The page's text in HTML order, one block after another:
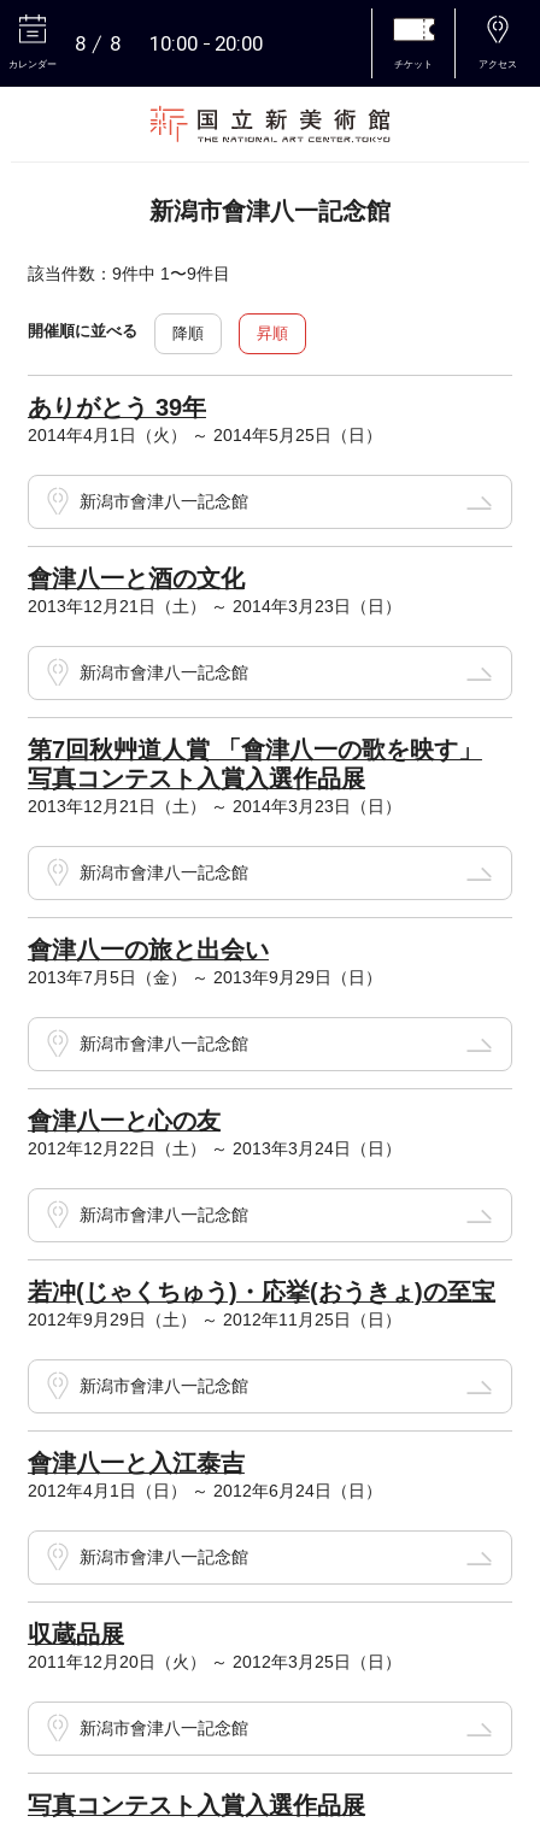
カレンダー
8 8 10:00 20:00
チケット アクセス
新潟市會津八一記念館
該当件数：9件中 1〜9件目
開催順に並べる 降順 昇順
ありがとう 39年
2014年4月1日（火） ～ 2014年5月25日（日）
新潟市會津八一記念館
會津八一と酒の文化
2013年12月21日（土） ～ 2014年3月23日（日）
新潟市會津八一記念館
第7回秋艸道人賞 「會津八一の歌を映す」
写真コンテスト入賞入選作品展
2013年12月21日（土） ～ 2014年3月23日（日）
新潟市會津八一記念館
會津八一の旅と出会い
2013年7月5日（金） ～ 2013年9月29日（日）
新潟市會津八一記念館
會津八一と心の友
2012年12月22日（土） ～ 2013年3月24日（日）
新潟市會津八一記念館
若冲(じゃくちゅう)・応挙(おうきょ)の至宝
2012年9月29日（土） ～ 2012年11月25日（日）
新潟市會津八一記念館
會津八一と入江泰吉
2012年4月1日（日） ～ 2012年6月24日（日）
新潟市會津八一記念館
収蔵品展
2011年12月20日（火） ～ 2012年3月25日（日）
新潟市會津八一記念館
写真コンテスト入賞入選作品展